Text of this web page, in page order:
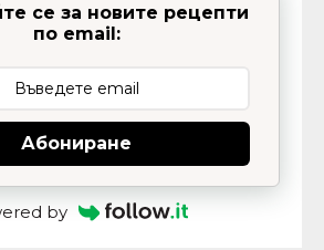
се за новите рецепти
по email:
Абониране
by